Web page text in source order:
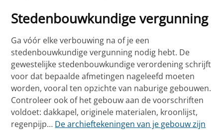
Stedenbouwkundige vergunning
Ga vóór elke verbouwing na of je een
stedenbouwkundige vergunning nodig hebt. De
gewestelijke stedenbouwkundige verordening schrijft
voor dat bepaalde afmetingen nageleefd moeten
worden, vooral ten opzichte van naburige gebouwen.
Controleer ook of het gebouw aan de voorschriften
voldoet: dakkapel, originele materialen, kroonlijst,
regenpijp… De archieftekeningen van je gebouw zijn